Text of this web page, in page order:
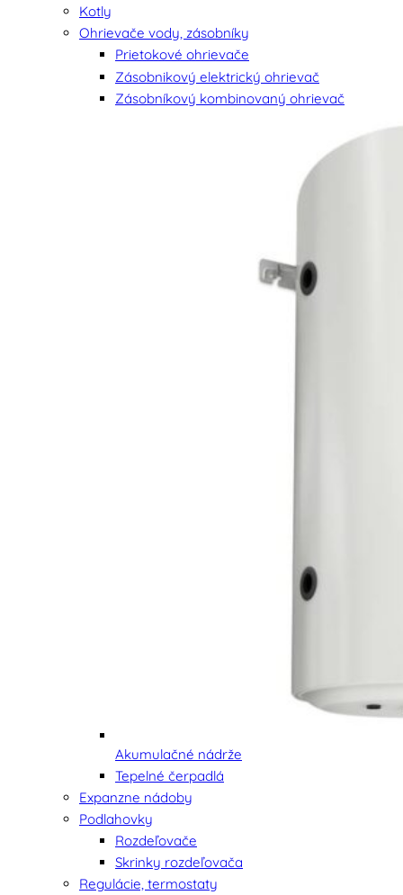
Kotly
Ohrievače vody, zásobníky
Prietokové ohrievače
Zásobnikový elektrický ohrievač
Zásobníkový kombinovaný ohrievač
Akumulačné nádrže
Tepelné čerpadlá
Expanzne nádoby
Podlahovky
Rozdeľovače
Skrinky rozdeľovača
Regulácie, termostaty